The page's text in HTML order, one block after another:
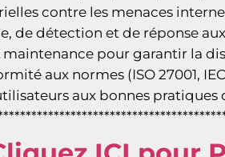
contre les menaces
de détection et de réponse
pour garantir la
aux normes (ISO 27001,
aux bonnes pratiques